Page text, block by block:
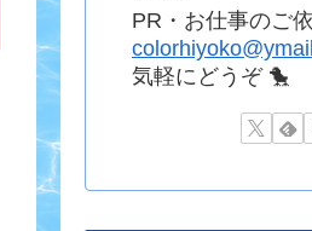
PR・お仕事のご
気軽にどうぞ 🐤